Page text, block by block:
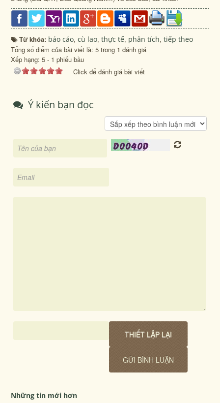
Từ khóa: báo cáo,cù lao,thực tế, phân tích,tiếp theo
Tổng số điểm của bài viết là: 5 trong 1 đánh giá
Xếp hạng:5 - 1 phiếu bầu
Click để đánh giá bài viết
Ý kiến bạn đọc
Những tin mới hơn